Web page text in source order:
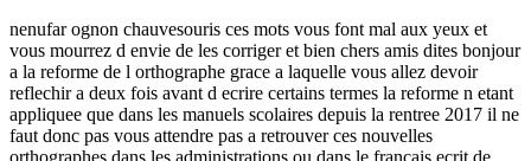
nenufar ognon chauvesouris ces mots vous font mal aux yeux et
vous mourrez d envie de les corriger et bien chers amis dites bonjour
a la reforme de l orthographe grace a laquelle vous allez devoir
reflechir a deux fois avant d ecrire certains termes la reforme n etant
appliquee que dans les manuels scolaires depuis la rentree 2017 il ne
faut donc pas vous attendre pas a retrouver ces nouvelles
orthographes dans les administrations ou dans le francais ecrit de